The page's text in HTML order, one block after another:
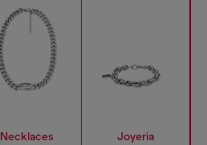
Necklaces Joyeria